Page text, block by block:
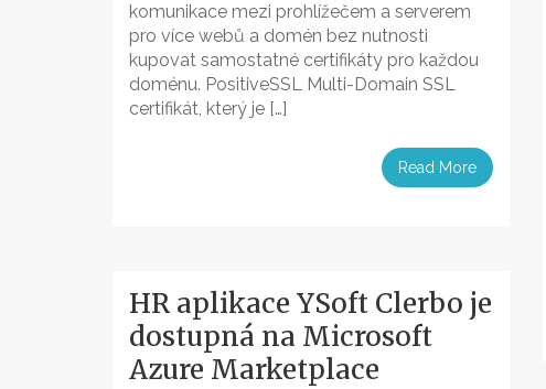
komunikace mezi prohlížečem a serverem
pro více webů a domén bez nutnosti
kupovat samostatné certifikáty pro každou
doménu. PositiveSSL Multi-Domain SSL
certifikát, který je […]
Read More
HR aplikace YSoft Clerbo je
dostupná na Microsoft
Azure Marketplace